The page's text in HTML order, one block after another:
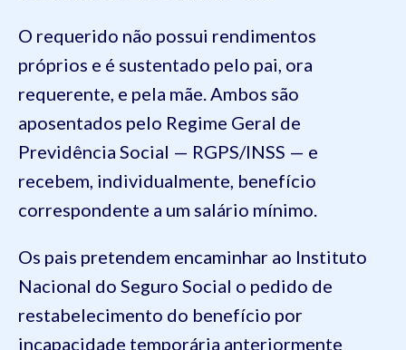
O requerido não possui rendimentos
próprios e é sustentado pelo pai, ora
requerente, e pela mãe. Ambos são
aposentados pelo Regime Geral de
Previdência Social — RGPS/INSS — e
recebem, individualmente, benefício
correspondente a um salário mínimo.
Os pais pretendem encaminhar ao Instituto
Nacional do Seguro Social o pedido de
restabelecimento do benefício por
incapacidade temporária anteriormente